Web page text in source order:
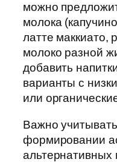
можно
молока
латте маккиато,
молоко разной
добавить
варианты с
или
Важно
формировании
альтернативных